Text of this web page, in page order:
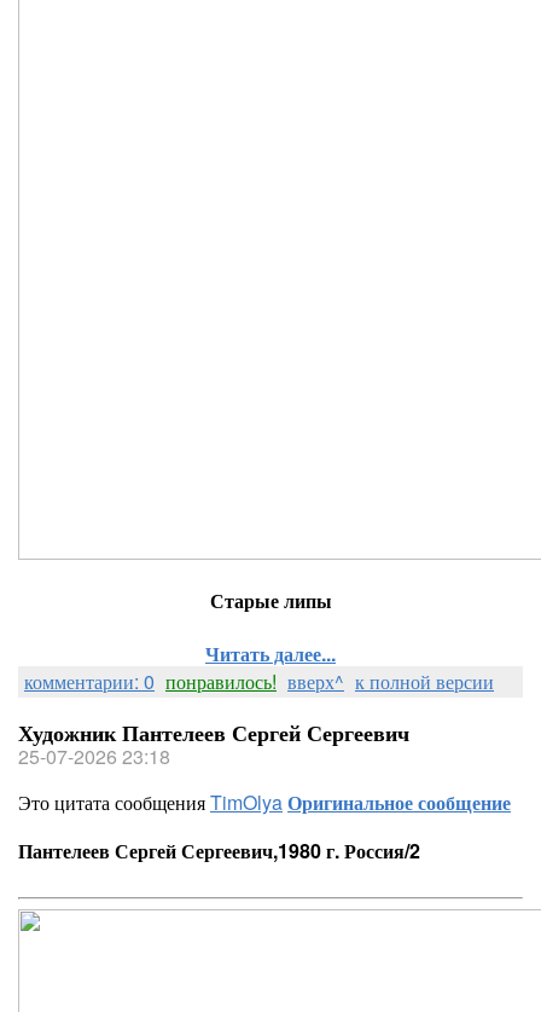
Старые липы
Читать далее...
комментарии: 0 понравилось! вверх^ к полной версии
Художник Пантелеев Сергей Сергеевич
25-07-2026 23:18
Это цитата сообщенияTimOlyaОригинальное сообщение
Пантелеев Сергей Сергеевич,1980 г. Россия/2